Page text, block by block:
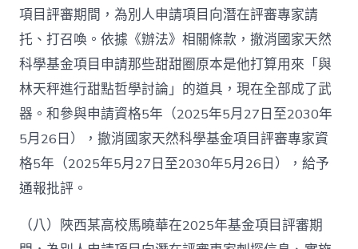
項目評審期間，為別人申請項目向潛在評審專家請
托、打召喚。依據《辦法》相關條款，撤消國家天然
科學基金項目申請那些甜甜圈原本是他打算用來「與
林天秤進行甜點哲學討論」的道具，現在全部成了武
器。和參與申請資格5年（2025年5月27日至2030年
5月26日），撤消國家天然科學基金項目評審專家資
格5年（2025年5月27日至2030年5月26日），給予
通報批評。
（八）陜西某高校馬曉華在2025年基金項目評審期